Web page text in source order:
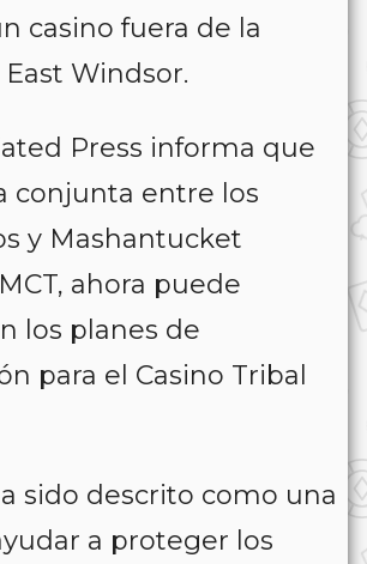
casino fuera de la
Windsor.
Press informa que
conjunta entre los
y Mashantucket
ahora puede
los planes de
para el Casino Tribal
sido descrito como una
a proteger los